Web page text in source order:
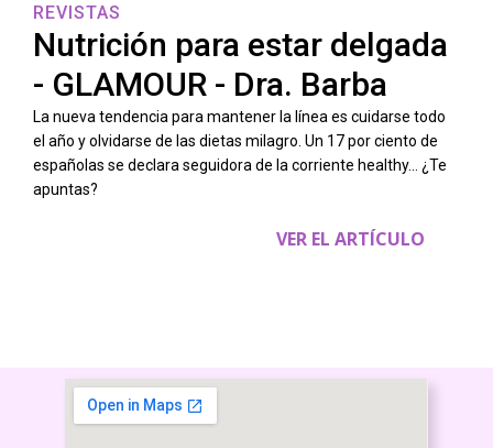
REVISTAS
Nutrición para estar delgada
- GLAMOUR - Dra. Barba
La nueva tendencia para mantener la línea es cuidarse todo
el año y olvidarse de las dietas milagro. Un 17 por ciento de
españolas se declara seguidora de la corriente healthy… ¿Te
apuntas?
VER EL ARTÍCULO